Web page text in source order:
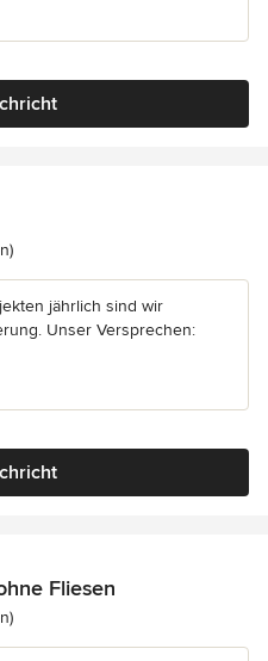
von 5 Sternen
jährlich sind wir
Unser Versprechen:
Fliesen
von 5 Sternen